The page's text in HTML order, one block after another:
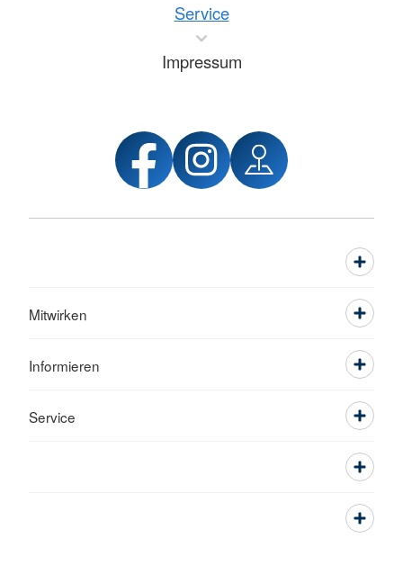
Service
Impressum
Mitwirken
Informieren
Service